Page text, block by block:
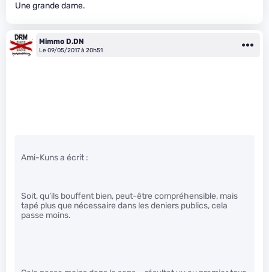
Une grande dame.
Mimmo D.DN
Le 09/05/2017 à 20h51
Ami-Kuns a écrit :
Soit, qu’ils bouffent bien, peut-être compréhensible, mais
tapé plus que nécessaire dans les deniers publics, cela
passe moins.